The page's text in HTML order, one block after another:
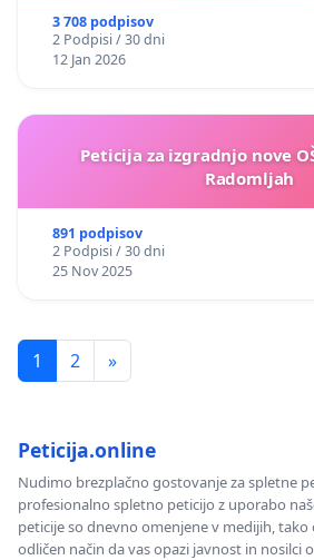
3 708 podpisov
2 Podpisi / 30 dni
12 Jan 2026
Peticija za izgradnjo nove
Radomljah
891 podpisov
2 Podpisi / 30 dni
25 Nov 2025
1 2 »
Peticija.online
Nudimo brezplačno gostovanje za spletne
profesionalno spletno peticijo z uporabo
peticije so dnevno omenjene v medijih,
odličen način da vas opazi javnost in nosilci